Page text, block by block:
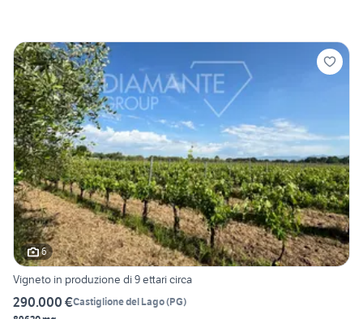
6
Vigneto in produzione di 9 ettari circa
290.000 €Castiglione del Lago(PG)